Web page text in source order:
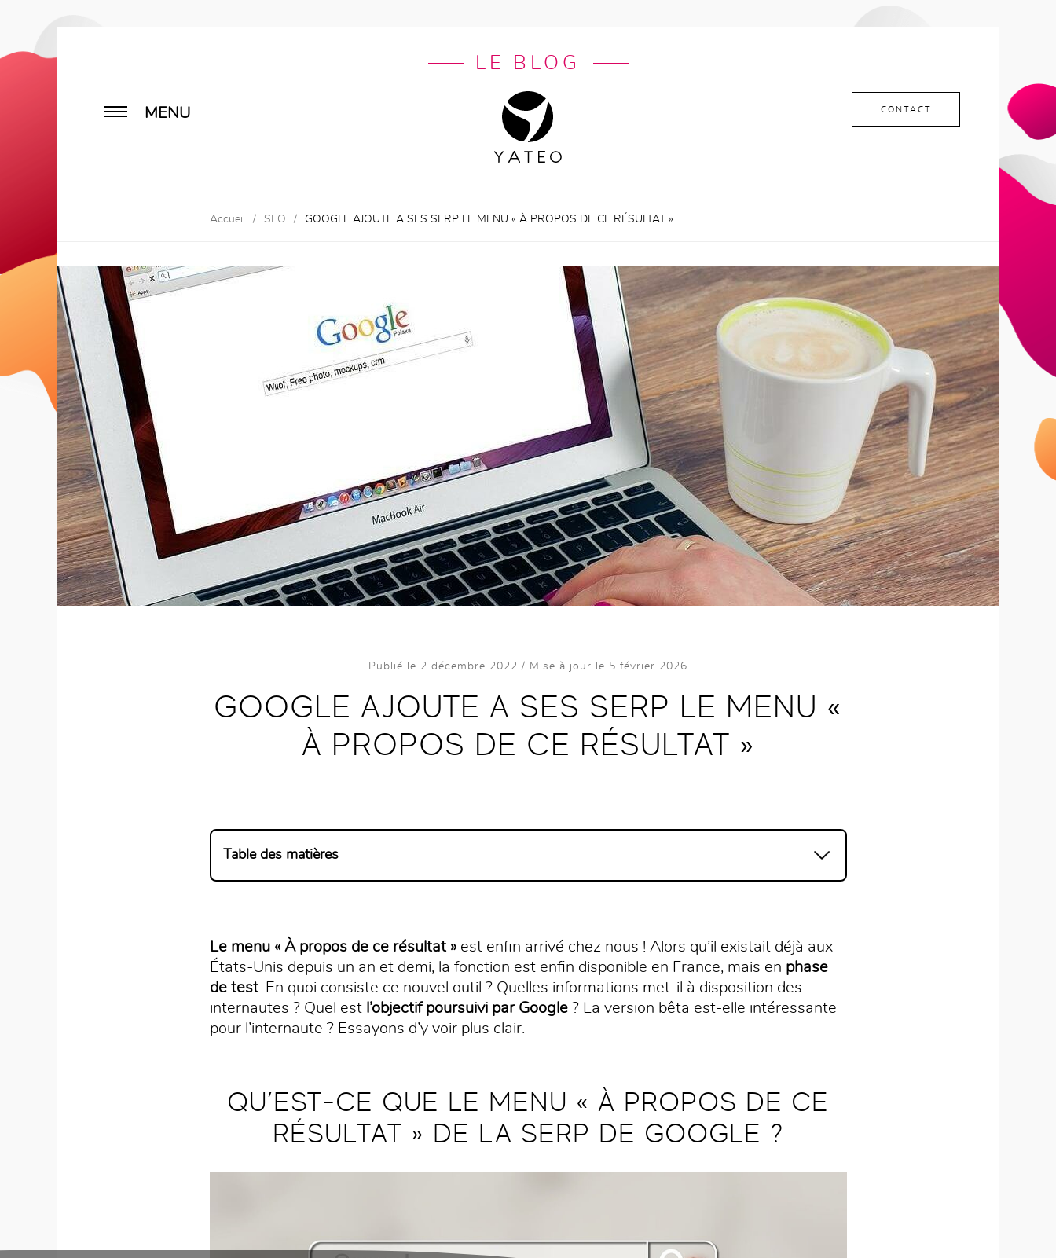
LE BLOG
MENU CONTACT
Accueil / SEO / GOOGLE AJOUTE A SES SERP LE MENU « À PROPOS DE CE RÉSULTAT »
Publié le 2 décembre 2022 / Mise à jour le 5 février 2026
GOOGLE AJOUTE A SES SERP LE MENU «
À PROPOS DE CE RÉSULTAT »
Table des matières
Le menu « À propos de ce résultat »est enfin arrivé chez nous ! Alors qu’il existait déjà aux
États-Unis depuis un an et demi, la fonction est enfin disponible en France, mais en phase
de test. En quoi consiste ce nouvel outil ? Quelles informations met-il à disposition des
internautes ? Quel estl’objectif poursuivi par Google? La version bêta est-elle intéressante
pour l’internaute ? Essayons d’y voir plus clair.
QU’EST-CE QUE LE MENU « À PROPOS DE CE
RÉSULTAT » DE LA SERP DE GOOGLE ?